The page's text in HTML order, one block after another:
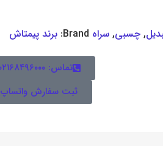
, چسبی, سراه Brand: برند پیمتاش
تماس: ۰۲۱۶۸۴۹۶۰۰۰
ثبت سفارش واتساپ